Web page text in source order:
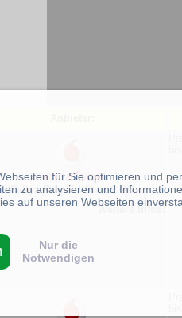
Callya Prepaid Start 2 GB
Weitere Infos:
für Sie optimieren und
zu analysieren und
auf unseren Webseiten
Nur die
Notwendigen